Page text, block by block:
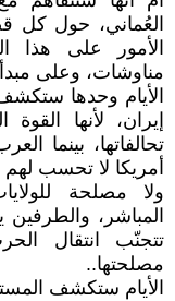
العُماني، حول كل
الأمور على هذا
مناوشات، وعلى
الأيام وحدها
إيران، لأنها
تحالفاتها، بينما
أمريكا لا تحسب
ولا مصلحة
المباشر، والطرفين
تتجنّب انتقال
مصلحتها..
الأيام ستكشف